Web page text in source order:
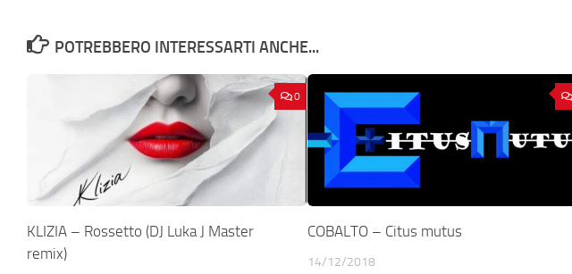
POTREBBERO INTERESSARTI ANCHE...
0
KLIZIA – Rossetto (DJ Luka J Master
remix)
COBALTO – Citus mutus
14/12/2018